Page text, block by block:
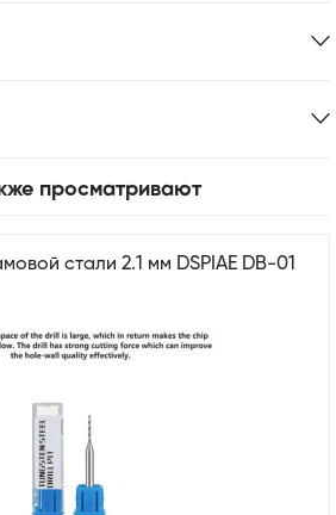
просматривают
стали 2.1 мм DSPIAE DB-01